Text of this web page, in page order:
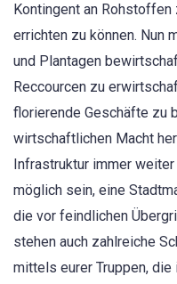
Kontingent an Rohstoffen
errichten zu können. Nun
und Plantagen
Reccourcen zu
florierende Geschäfte zu
wirtschaftlichen Macht
Infrastruktur immer
möglich sein, eine
die vor feindlichen
stehen auch zahlreiche
mittels eurer Truppen,